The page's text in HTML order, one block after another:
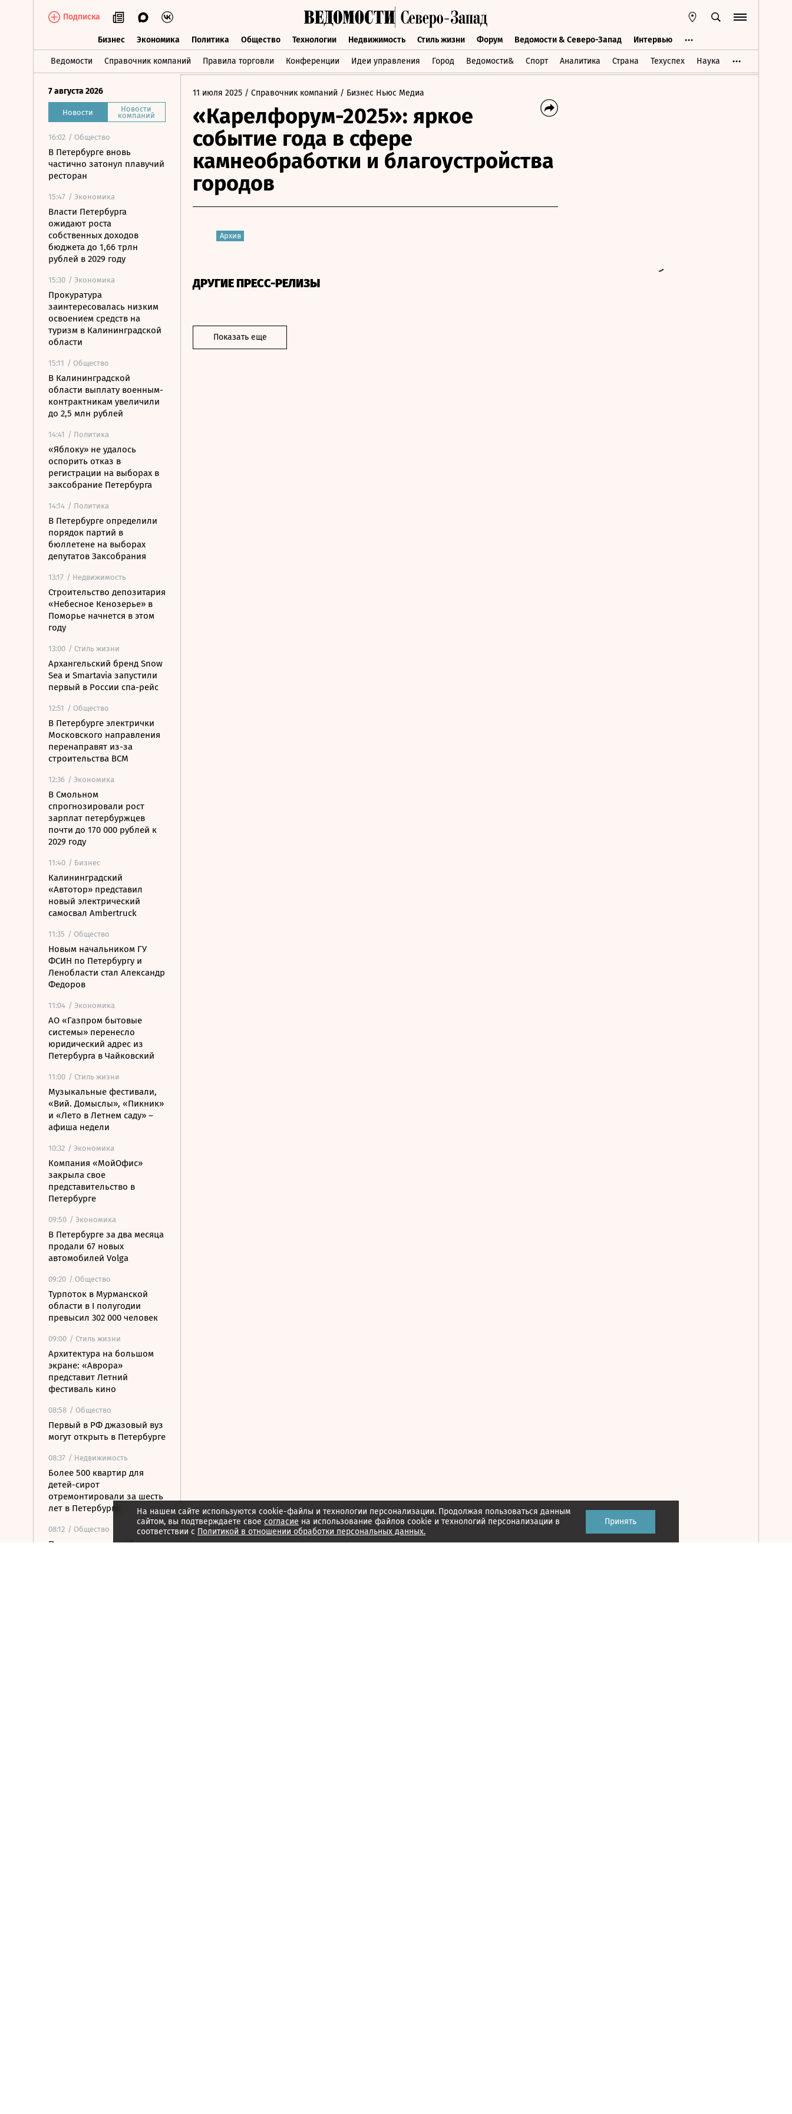
Подписка
Бизнес Экономика Политика Общество Технологии Недвижимость Стиль жизни Форум Ведомости & Северо-Запад Интервью
Ведомости Справочник компаний Правила торговли Конференции Идеи управления Город Ведомости& Спорт Аналитика Страна Техуспех Наука
Бизнес Экономика Политика Общество Технологии Недвижимость Стиль жизни Форум Ведомости & Северо-Запад Интервью
7 августа 2026
Новости Новости
компаний
16:02 / Общество
В Петербурге вновь
частично затонул плавучий
ресторан
15:47 / Экономика
Власти Петербурга
ожидают роста
собственных доходов
бюджета до 1,66 трлн
рублей в 2029 году
15:30 / Экономика
Прокуратура
заинтересовалась низким
освоением средств на
туризм в Калининградской
области
15:11 / Общество
В Калининградской
области выплату военным-
контрактникам увеличили
до 2,5 млн рублей
14:41 / Политика
«Яблоку» не удалось
оспорить отказ в
регистрации на выборах в
заксобрание Петербурга
14:14 / Политика
В Петербурге определили
порядок партий в
бюллетене на выборах
депутатов Заксобрания
13:17 / Недвижимость
Строительство депозитария
«Небесное Кенозерье» в
Поморье начнется в этом
году
13:00 / Стиль жизни
Архангельский бренд Snow
Sea и Smartavia запустили
первый в России спа-рейс
12:51 / Общество
В Петербурге электрички
Московского направления
перенаправят из-за
строительства ВСМ
12:36 / Экономика
В Смольном
спрогнозировали рост
зарплат петербуржцев
почти до 170 000 рублей к
2029 году
11:40 / Бизнес
Калининградский
«Автотор» представил
новый электрический
самосвал Ambertruck
11:35 / Общество
Новым начальником ГУ
ФСИН по Петербургу и
Ленобласти стал Александр
Федоров
11:04 / Экономика
АО «Газпром бытовые
системы» перенесло
юридический адрес из
Петербурга в Чайковский
11:00 / Стиль жизни
Музыкальные фестивали,
«Вий. Домыслы», «Пикник»
и «Лето в Летнем саду» –
афиша недели
10:32 / Экономика
Компания «МойОфис»
закрыла свое
представительство в
Петербурге
09:50 / Экономика
В Петербурге за два месяца
продали 67 новых
автомобилей Volga
09:20 / Общество
Турпоток в Мурманской
области в I полугодии
превысил 302 000 человек
09:00 / Стиль жизни
Архитектура на большом
экране: «Аврора»
представит Летний
фестиваль кино
08:58 / Общество
Первый в РФ джазовый вуз
могут открыть в Петербурге
08:37 / Недвижимость
Более 500 квартир для
детей-сирот
отремонтировали за шесть
лет в Петербурге
08:12 / Общество
Прокуратура потребовала
11 июля 2025 / Справочник компаний / Бизнес Ньюс Медиа
«Карелфорум-2025»: яркое
событие года в сфере
камнеобработки и благоустройства
городов
Архив
ДРУГИЕ ПРЕСС-РЕЛИЗЫ
Показать еще
На нашем сайте используются cookie-файлы и технологии персонализации. Продолжая пользоваться данным
сайтом, вы подтверждаете свое согласие на использование файлов cookie и технологий персонализации в
соответствии с Политикой в отношении обработки персональных данных.
Принять